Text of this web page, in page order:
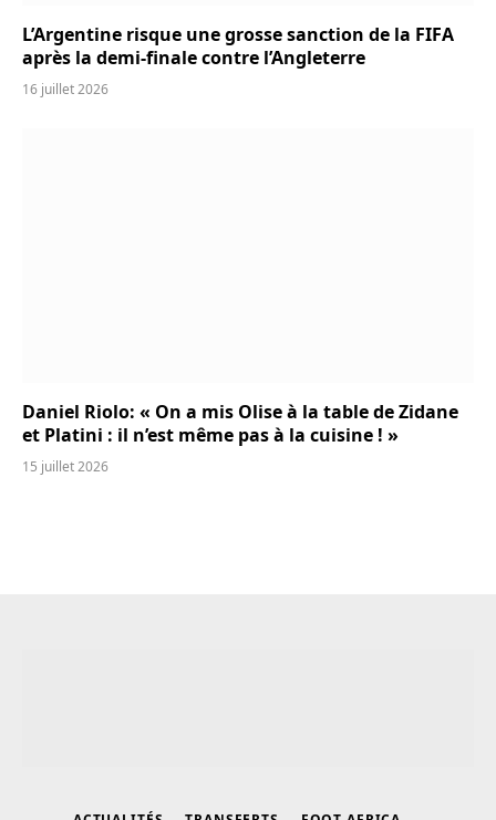
L’Argentine risque une grosse sanction de la FIFA
après la demi-finale contre l’Angleterre
16 juillet 2026
Daniel Riolo: « On a mis Olise à la table de Zidane
et Platini : il n’est même pas à la cuisine ! »
15 juillet 2026